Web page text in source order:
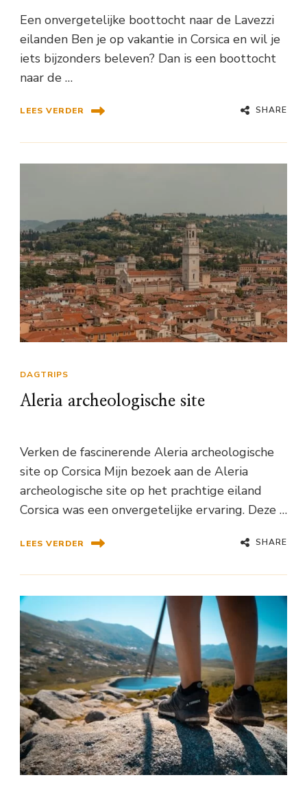
Een onvergetelijke boottocht naar de Lavezzi
eilanden Ben je op vakantie in Corsica en wil je
iets bijzonders beleven? Dan is een boottocht
naar de …
LEES VERDER SHARE
DAGTRIPS
Aleria archeologische site
Verken de fascinerende Aleria archeologische
site op Corsica Mijn bezoek aan de Aleria
archeologische site op het prachtige eiland
Corsica was een onvergetelijke ervaring. Deze …
LEES VERDER SHARE